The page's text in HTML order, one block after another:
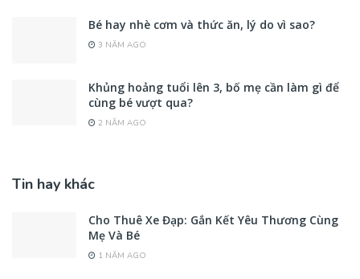
Bé hay nhè cơm và thức ăn, lý do vì sao?
3 NĂM AGO
Khủng hoảng tuổi lên 3, bố mẹ cần làm gì để
cùng bé vượt qua?
2 NĂM AGO
Tin hay khác
Cho Thuê Xe Đạp: Gắn Kết Yêu Thương Cùng
Mẹ Và Bé
1 NĂM AGO